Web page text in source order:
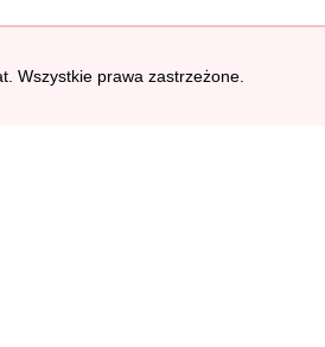
Wszystkie prawa zastrzeżone.